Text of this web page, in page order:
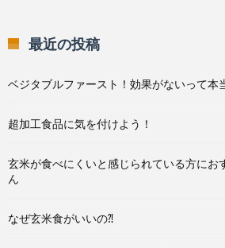
最近の投稿
ベジタブルファースト！効果がないって本
超加工食品に気を付けよう！
玄米が食べにくいと感じられている方に
ん
なぜ玄米食がいいの⁈